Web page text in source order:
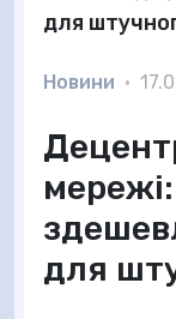
для
Новини •
для